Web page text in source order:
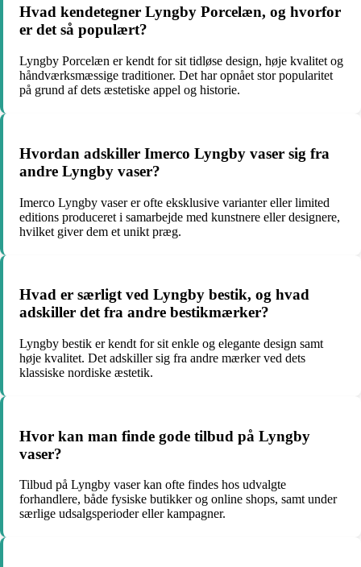
Hvad kendetegner Lyngby Porcelæn, og hvorfor
er det så populært?
Lyngby Porcelæn er kendt for sit tidløse design, høje kvalitet og
håndværksmæssige traditioner. Det har opnået stor popularitet
på grund af dets æstetiske appel og historie.
Hvordan adskiller Imerco Lyngby vaser sig fra
andre Lyngby vaser?
Imerco Lyngby vaser er ofte eksklusive varianter eller limited
editions produceret i samarbejde med kunstnere eller designere,
hvilket giver dem et unikt præg.
Hvad er særligt ved Lyngby bestik, og hvad
adskiller det fra andre bestikmærker?
Lyngby bestik er kendt for sit enkle og elegante design samt
høje kvalitet. Det adskiller sig fra andre mærker ved dets
klassiske nordiske æstetik.
Hvor kan man finde gode tilbud på Lyngby
vaser?
Tilbud på Lyngby vaser kan ofte findes hos udvalgte
forhandlere, både fysiske butikker og online shops, samt under
særlige udsalgsperioder eller kampagner.